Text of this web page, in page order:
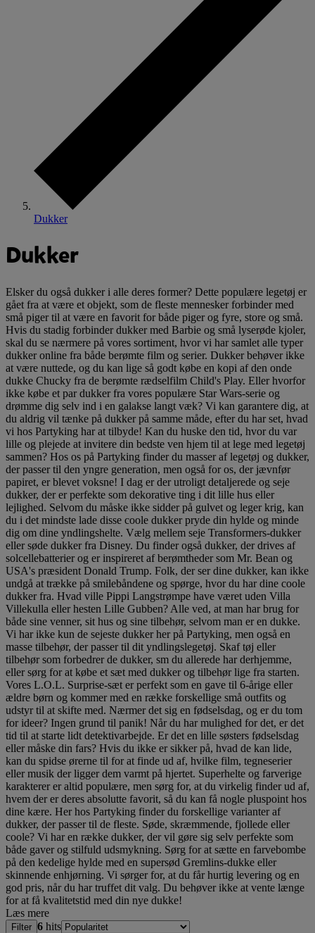
Dukker
Dukker
Elsker du også dukker i alle deres former? Dette populære legetøj er
gået fra at være et objekt, som de fleste mennesker forbinder med
små piger til at være en favorit for både piger og fyre, store og små.
Hvis du stadig forbinder dukker med Barbie og små lyserøde kjoler,
skal du se nærmere på vores sortiment, hvor vi har samlet alle typer
dukker online fra både berømte film og serier. Dukker behøver ikke
at være nuttede, og du kan lige så godt købe en kopi af den onde
dukke Chucky fra de berømte rædselfilm Child's Play. Eller hvorfor
ikke købe et par dukker fra vores populære Star Wars-serie og
drømme dig selv ind i en galakse langt væk? Vi kan garantere dig, at
du aldrig vil tænke på dukker på samme måde, efter du har set, hvad
vi hos Partyking har at tilbyde! Kan du huske den tid, hvor du var
lille og plejede at invitere din bedste ven hjem til at lege med legetøj
sammen? Hos os på Partyking finder du masser af legetøj og dukker,
der passer til den yngre generation, men også for os, der jævnfør
papiret, er blevet voksne! I dag er der utroligt detaljerede og seje
dukker, der er perfekte som dekorative ting i dit lille hus eller
lejlighed. Selvom du måske ikke sidder på gulvet og leger krig, kan
du i det mindste lade disse coole dukker pryde din hylde og minde
dig om dine yndlingshelte. Vælg mellem seje Transformers-dukker
eller søde dukker fra Disney. Du finder også dukker, der drives af
solcellebatterier og er inspireret af berømtheder som Mr. Bean og
USA's præsident Donald Trump. Folk, der ser dine dukker, kan ikke
undgå at trække på smilebåndene og spørge, hvor du har dine coole
dukker fra. Hvad ville Pippi Langstrømpe have været uden Villa
Villekulla eller hesten Lille Gubben? Alle ved, at man har brug for
både sine venner, sit hus og sine tilbehør, selvom man er en dukke.
Vi har ikke kun de sejeste dukker her på Partyking, men også en
masse tilbehør, der passer til dit yndlingslegetøj. Skaf tøj eller
tilbehør som forbedrer de dukker, sm du allerede har derhjemme,
eller sørg for at købe et sæt med dukker og tilbehør lige fra starten.
Vores L.O.L. Surprise-sæt er perfekt som en gave til 6-årige eller
ældre børn og kommer med en række forskellige små outfits og
udstyr til at skifte med. Nærmer det sig en fødselsdag, og er du tom
for ideer? Ingen grund til panik! Når du har mulighed for det, er det
tid til at starte lidt detektivarbejde. Er det en lille søsters fødselsdag
eller måske din fars? Hvis du ikke er sikker på, hvad de kan lide,
kan du spidse ørerne til for at finde ud af, hvilke film, tegneserier
eller musik der ligger dem varmt på hjertet. Superhelte og farverige
karakterer er altid populære, men sørg for, at du virkelig finder ud af,
hvem der er deres absolutte favorit, så du kan få nogle pluspoint hos
dine kære. Her hos Partyking finder du forskellige varianter af
dukker, der passer til de fleste. Søde, skræmmende, fjollede eller
coole? Vi har en række dukker, der vil gøre sig selv perfekte som
både gaver og stilfuld udsmykning. Sørg for at sætte en farvebombe
på den kedelige hylde med en supersød Gremlins-dukke eller
skinnende enhjørning. Vi sørger for, at du får hurtig levering og en
god pris, når du har truffet dit valg. Du behøver ikke at vente længe
for at få kvalitetstid med din nye dukke!
Læs mere
Filter 6 hits